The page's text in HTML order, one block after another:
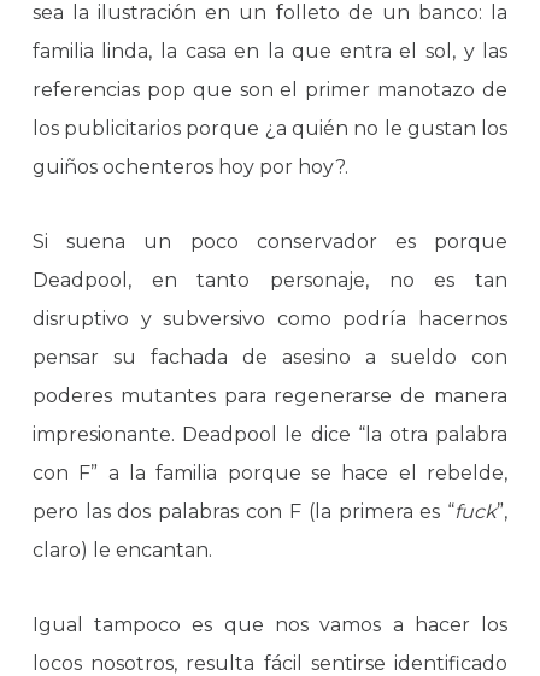
sea la ilustración en un folleto de un banco: la
familia linda, la casa en la que entra el sol, y las
referencias pop que son el primer manotazo de
los publicitarios porque ¿a quién no le gustan los
guiños ochenteros hoy por hoy?.
Si suena un poco conservador es porque
Deadpool, en tanto personaje, no es tan
disruptivo y subversivo como podría hacernos
pensar su fachada de asesino a sueldo con
poderes mutantes para regenerarse de manera
impresionante. Deadpool le dice “la otra palabra
con F” a la familia porque se hace el rebelde,
pero las dos palabras con F (la primera es “fuck”,
claro) le encantan.
Igual tampoco es que nos vamos a hacer los
locos nosotros, resulta fácil sentirse identificado